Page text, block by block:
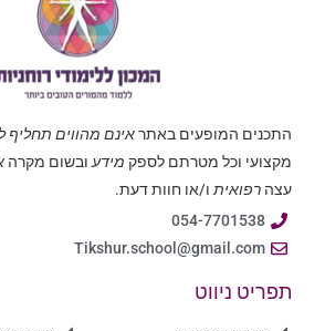
התכנים המופעים באתראינם מהווים תחליף
מקצועי וכל מטרתם לספק מידע ובשום מקרה
עצה רפואית ו/או חוות דעת.
054-7701538
Tikshur.school@gmail.com
תפריט ניווט